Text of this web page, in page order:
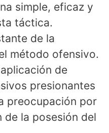
simple, eficaz y
táctica.
de la
método ofensivo.
de
presionantes
preocupación por
de la posesión del